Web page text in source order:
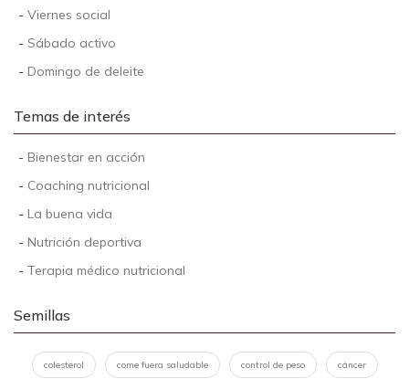
- Viernes social
- Sábado activo
- Domingo de deleite
Temas de interés
- Bienestar en acción
- Coaching nutricional
- La buena vida
- Nutrición deportiva
- Terapia médico nutricional
Semillas
colesterol come fuera saludable control de peso cáncer